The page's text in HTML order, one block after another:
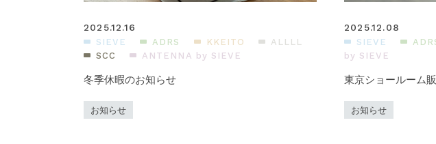
2025.12.16
SIEVE ADRS KKEITO
ALLLL
SCC
ANTENNA by SIEVE
冬季休暇のお知らせ
お知らせ
2025.12.08
SIEVE
by SIEVE
東京ショールーム
お知らせ